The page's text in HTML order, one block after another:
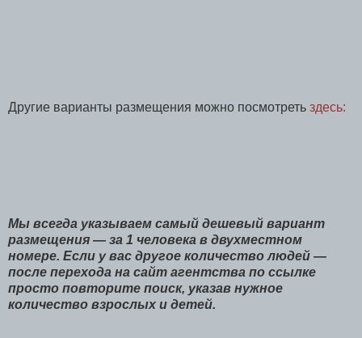
Другие варианты размещения можно посмотреть здесь:
Мы всегда указываем самый дешевый вариант
размещения — за 1 человека в двухместном
номере. Если у вас другое количество людей —
после перехода на сайт агентства по ссылке
просто повторите поиск, указав нужное
количество взрослых и детей.